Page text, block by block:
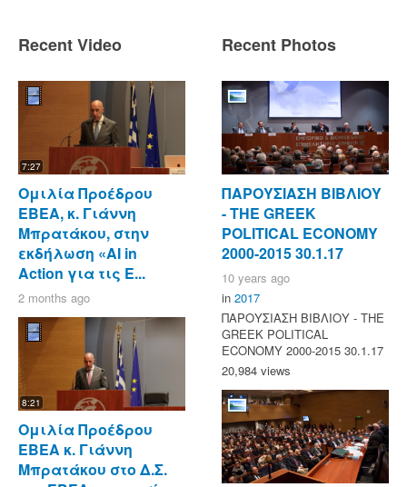
Recent Video
7:27
Ομιλία Προέδρου
ΕΒΕΑ, κ. Γιάννη
Μπρατάκου, στην
εκδήλωση «AI in
Action για τις Ε...
2 months ago
8:21
Ομιλία Προέδρου
ΕΒΕΑ κ. Γιάννη
Μπρατάκου στο Δ.Σ.
Recent Photos
ΠΑΡΟΥΣΙΑΣΗ ΒΙΒΛΙΟΥ
- ΤΗΕ GREEK
POLITICAL ECONOMY
2000-2015 30.1.17
10 years ago
in 2017
ΠΑΡΟΥΣΙΑΣΗ ΒΙΒΛΙΟΥ - ΤΗΕ
GREEK POLITICAL
ECONOMY 2000-2015 30.1.17
20,984 views